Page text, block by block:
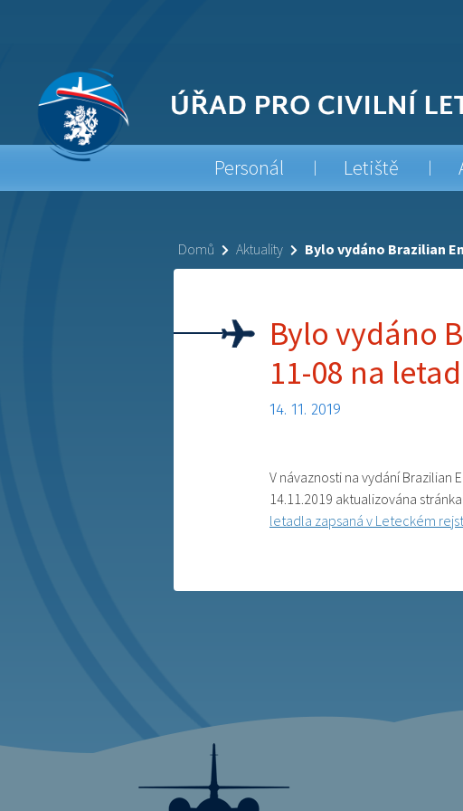
Personál
Letiště
Domů Aktuality Bylo vydáno Brazilian
Bylo vydáno
11-08 na
14. 11. 2019
V návaznosti na vydání Brazilian
14.11.2019 aktualizována stránka
letadla zapsaná v Leteckém